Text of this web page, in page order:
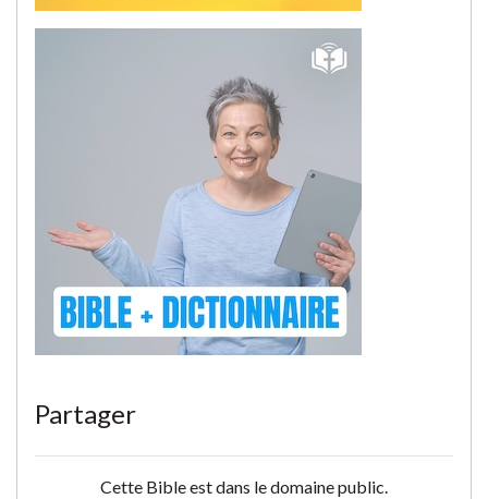
Partager
Cette Bible est dans le domaine public.